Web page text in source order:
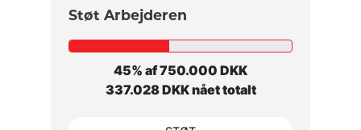
Støt Arbejderen
45% af 750.000 DKK
337.028 DKK nået totalt